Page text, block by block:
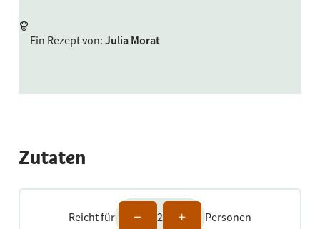
Ein Rezept von: Julia Morat
Zutaten
Reicht für 2 Personen